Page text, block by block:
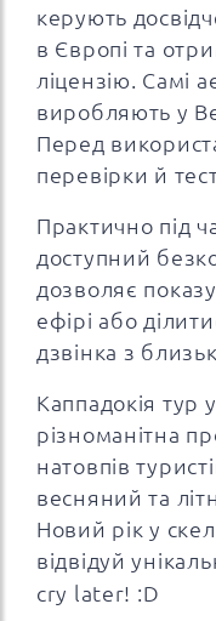
керують
в Європі та
ліцензію. Самі
виробляють у
Перед
перевірки й
Практично під
доступний
дозволяє
ефірі або
дзвінка з
Каппадокія тур
різноманітна
натовпів
весняний та
Новий рік у
відвідуй
cry later! :D